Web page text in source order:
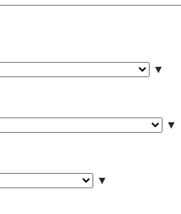
▼
▼
▼